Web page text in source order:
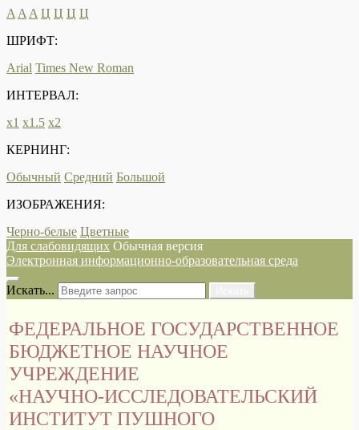
A A A Ц Ц Ц Ц
ШРИФТ:
Arial Times New Roman
ИНТЕРВАЛ:
х1 х1.5 х2
КЕРНИНГ:
Обычный Средний Большой
ИЗОБРАЖЕНИЯ:
Черно-белые Цветные
Для слабовидящих Обычная версия
Электронная информационно-образовательная среда
Искать...
ФЕДЕРАЛЬНОЕ ГОСУДАРСТВЕННОЕ
БЮДЖЕТНОЕ НАУЧНОЕ
УЧРЕЖДЕНИЕ
«НАУЧНО-ИССЛЕДОВАТЕЛЬСКИЙ
ИНСТИТУТ ПУШНОГО